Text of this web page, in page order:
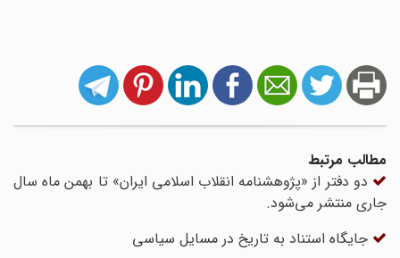
مطالب مرتبط
دو دفتر از «پژوهشنامه انقلاب اسلامی ایران» تا بهمن ماه سال
جاری منتشر می‌شود.
جایگاه استناد به تاریخ در مسایل سیاسی